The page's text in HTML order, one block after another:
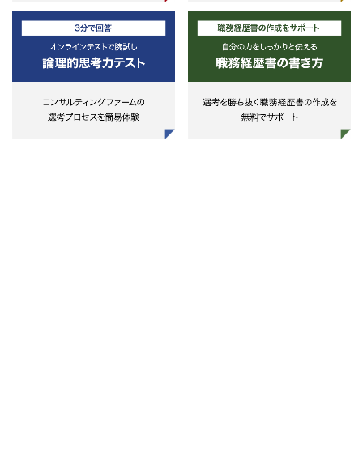
リング・バリューアップ中、ファ
ド期限は2026年12月末）
④CVCファンド：特定企業の
ァンドを組成・運用
ロジェクトへの投資ファンドの組
成・運用